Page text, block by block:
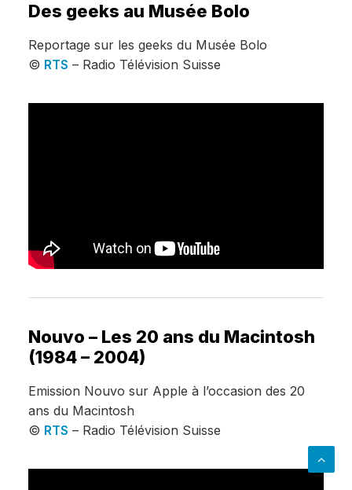
Des geeks au Musée Bolo
Reportage sur les geeks du Musée Bolo
© RTS – Radio Télévision Suisse
Nouvo – Les 20 ans du Macintosh
(1984 – 2004)
Emission Nouvo sur Apple à l’occasion des 20
ans du Macintosh
© RTS – Radio Télévision Suisse